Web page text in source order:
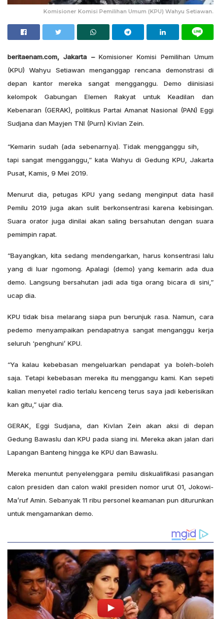
Komisioner Komisi Pemilihan Umum (KPU) Wahyu Setiawan.
beritaenam.com, Jakarta –Komisioner Komisi Pemilihan Umum
(KPU) Wahyu Setiawan menganggap rencana demonstrasi di
depan kantor mereka sangat mengganggu. Demo diinisiasi
kelompok Gabungan Elemen Rakyat untuk Keadilan dan
Kebenaran (GERAK), politikus Partai Amanat Nasional (PAN) Eggi
Sudjana dan Mayjen TNI (Purn) Kivlan Zein.
“Kemarin sudah (ada sebenarnya). Tidak mengganggu sih,
tapi sangat mengganggu,” kata Wahyu di Gedung KPU, Jakarta
Pusat, Kamis, 9 Mei 2019.
Menurut dia, petugas KPU yang sedang menginput data hasil
Pemilu 2019 juga akan sulit berkonsentrasi karena kebisingan.
Suara orator juga dinilai akan saling bersahutan dengan suara
pemimpin rapat.
“Bayangkan, kita sedang mendengarkan, harus konsentrasi lalu
yang di luar ngomong. Apalagi (demo) yang kemarin ada dua
demo. Langsung bersahutan jadi ada tiga orang bicara di sini,”
ucap dia.
KPU tidak bisa melarang siapa pun berunjuk rasa. Namun, cara
pedemo menyampaikan pendapatnya sangat menganggu kerja
seluruh ‘penghuni’ KPU.
“Ya kalau kebebasan mengeluarkan pendapat ya boleh-boleh
saja. Tetapi kebebasan mereka itu menggangu kami. Kan sepeti
kalian menyetel radio terlalu kenceng terus saya jadi keberisikan
kan gitu,” ujar dia.
GERAK, Eggi Sudjana, dan Kivlan Zein akan aksi di depan
Gedung Bawaslu dan KPU pada siang ini. Mereka akan jalan dari
Lapangan Banteng hingga ke KPU dan Bawaslu.
Mereka menuntut penyelenggara pemilu diskualifikasi pasangan
calon presiden dan calon wakil presiden nomor urut 01, Jokowi-
Ma’ruf Amin. Sebanyak 11 ribu personel keamanan pun diturunkan
untuk mengamankan demo.